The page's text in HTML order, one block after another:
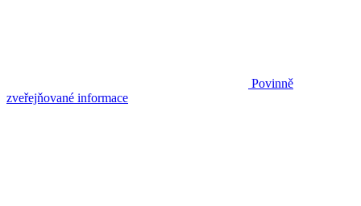
Povinně
zveřejňované informace